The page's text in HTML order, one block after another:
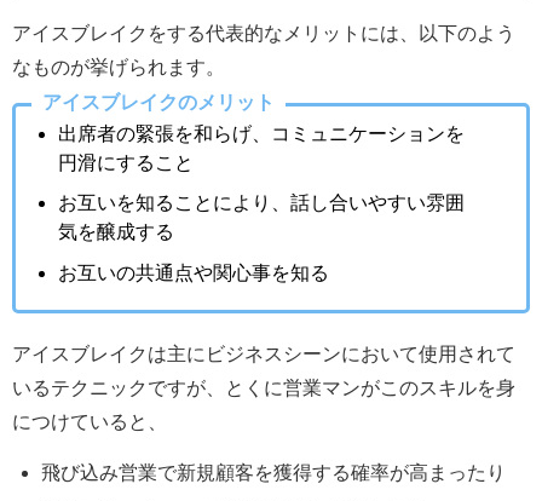
アイスブレイクをする代表的なメリットには、以下のよう
なものが挙げられます。
アイスブレイクのメリット
出席者の緊張を和らげ、コミュニケーションを
円滑にすること
お互いを知ることにより、話し合いやすい雰囲
気を醸成する
お互いの共通点や関心事を知る
アイスブレイクは主にビジネスシーンにおいて使用されて
いるテクニックですが、とくに営業マンがこのスキルを身
につけていると、
飛び込み営業で新規顧客を獲得する確率が高まったり